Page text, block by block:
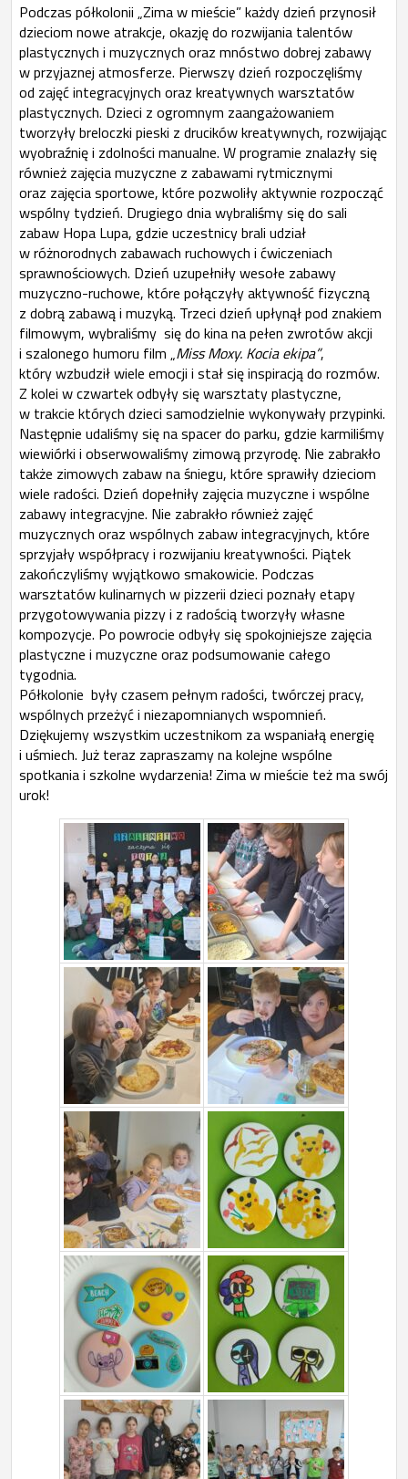
Podczas półkolonii „Zima w mieście” każdy dzień przynosił
dzieciom nowe atrakcje, okazję do rozwijania talentów
plastycznych i muzycznych oraz mnóstwo dobrej zabawy
w przyjaznej atmosferze. Pierwszy dzień rozpoczęliśmy
od zajęć integracyjnych oraz kreatywnych warsztatów
plastycznych. Dzieci z ogromnym zaangażowaniem
tworzyły breloczki pieski z drucików kreatywnych, rozwijając
wyobraźnię i zdolności manualne. W programie znalazły się
również zajęcia muzyczne z zabawami rytmicznymi
oraz zajęcia sportowe, które pozwoliły aktywnie rozpocząć
wspólny tydzień. Drugiego dnia wybraliśmy się do sali
zabaw Hopa Lupa, gdzie uczestnicy brali udział
w różnorodnych zabawach ruchowych i ćwiczeniach
sprawnościowych. Dzień uzupełniły wesołe zabawy
muzyczno-ruchowe, które połączyły aktywność fizyczną
z dobrą zabawą i muzyką. Trzeci dzień upłynął pod znakiem
filmowym, wybraliśmy się do kina na pełen zwrotów akcji
i szalonego humoru film „Miss Moxy. Kocia ekipa”,
który wzbudził wiele emocji i stał się inspiracją do rozmów.
Z kolei w czwartek odbyły się warsztaty plastyczne,
w trakcie których dzieci samodzielnie wykonywały przypinki.
Następnie udaliśmy się na spacer do parku, gdzie karmiliśmy
wiewiórki i obserwowaliśmy zimową przyrodę. Nie zabrakło
także zimowych zabaw na śniegu, które sprawiły dzieciom
wiele radości. Dzień dopełniły zajęcia muzyczne i wspólne
zabawy integracyjne. Nie zabrakło również zajęć
muzycznych oraz wspólnych zabaw integracyjnych, które
sprzyjały współpracy i rozwijaniu kreatywności. Piątek
zakończyliśmy wyjątkowo smakowicie. Podczas
warsztatów kulinarnych w pizzerii dzieci poznały etapy
przygotowywania pizzy i z radością tworzyły własne
kompozycje. Po powrocie odbyły się spokojniejsze zajęcia
plastyczne i muzyczne oraz podsumowanie całego
tygodnia.
Półkolonie były czasem pełnym radości, twórczej pracy,
wspólnych przeżyć i niezapomnianych wspomnień.
Dziękujemy wszystkim uczestnikom za wspaniałą energię
i uśmiech. Już teraz zapraszamy na kolejne wspólne
spotkania i szkolne wydarzenia! Zima w mieście też ma swój
urok!